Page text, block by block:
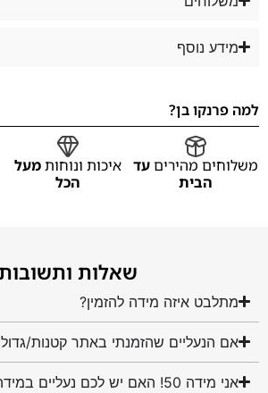
מידע נוסף
למה פרנקו בן?
משלוחים מהיריםעד
הבית
איכות ונוחותמעל
הכל
שאלות
מתלבט איזה מידה להזמין?
אם הנעליים שהזמנתי באתר קטנות/
אני מידה 50! האם יש לכם נעליים במידה שלי?